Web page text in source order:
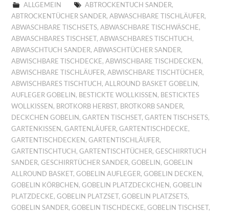
ALLGEMEIN ABTROCKENTUCH SANDER,
ABTROCKENTÜCHER SANDER,ABWASCHBARE TISCHLÄUFER,
ABWASCHBARE TISCHSETS,ABWASCHBARE TISCHWÄSCHE,
ABWASCHBARES TISCHSET,ABWASCHBARES TISCHTUCH,
ABWASCHTUCH SANDER,ABWASCHTÜCHER SANDER,
ABWISCHBARE TISCHDECKE,ABWISCHBARE TISCHDECKEN,
ABWISCHBARE TISCHLÄUFER,ABWISCHBARE TISCHTÜCHER,
ABWISCHBARES TISCHTUCH,ALLROUND BASKET GOBELIN,
AUFLEGER GOBELIN, BESTICKTE WOLLKISSEN, BESTICKTES
WOLLKISSEN, BROTKORB HERBST, BROTKORB SANDER,
DECKCHEN GOBELIN,GARTEN TISCHSET,GARTEN TISCHSETS,
GARTENKISSEN,GARTENLÄUFER,GARTENTISCHDECKE,
GARTENTISCHDECKEN,GARTENTISCHLÄUFER,
GARTENTISCHTUCH,GARTENTISCHTÜCHER,GESCHIRRTUCH
SANDER,GESCHIRRTÜCHER SANDER,GOBELIN,GOBELIN
ALLROUND BASKET,GOBELIN AUFLEGER,GOBELIN DECKEN,
GOBELIN KÖRBCHEN,GOBELIN PLATZDECKCHEN,GOBELIN
PLATZDECKE,GOBELIN PLATZSET,GOBELIN PLATZSETS,
GOBELIN SANDER,GOBELIN TISCHDECKE,GOBELIN TISCHSET,